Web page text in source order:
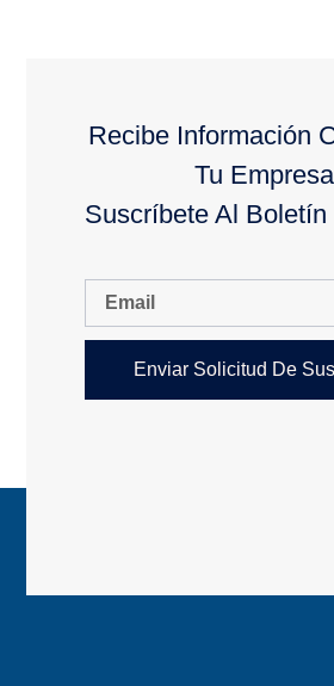
Recibe Información
Tu
Suscríbete Al Boletín
Enviar Solicitud De